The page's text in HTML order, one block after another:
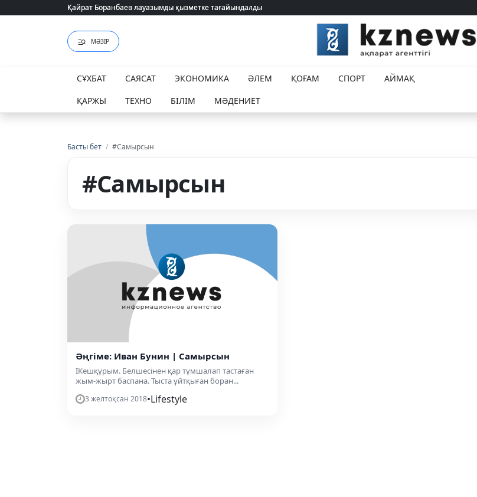
Қайрат Боранбаев лауазымды қызметке тағайындалды
Қайрат Боранбаев лауазымды қызметке тағайындалды
МӘЗІР
СҰХБАТ САЯСАТ ЭКОНОМИКА ӘЛЕМ ҚОҒАМ СПОРТ
АЙМАҚ
ҚАРЖЫ
ТЕХНО БІЛІМ МӘДЕНИЕТ
Басты бет / #Самырсын
#Самырсын
Әңгіме: Иван Бунин | Самырсын
IКешқұрым. Белшесінен қар тұмшалап тастаған
жым-жырт баспана. Тыста ұйтқыған боран...
3 желтоқсан 2018•Lifestyle